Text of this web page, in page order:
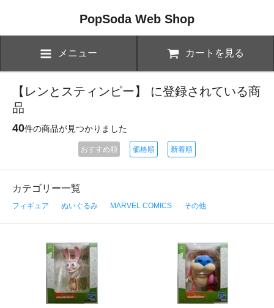
PopSoda Web Shop
メニュー カートを見る
【レンとスティンピー】 に登録されている商
品
40件の商品が見つかりました
おすすめ順 価格順 新着順
カテゴリー一覧
フィギュア ぬいぐるみ MARVEL COMICS その他